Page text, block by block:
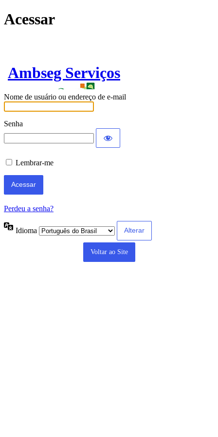
Acessar
Ambseg Serviços
Nome de usuário ou endereço de e-mail
Senha
Lembrar-me
Perdeu a senha?
Idioma
Voltar ao Site